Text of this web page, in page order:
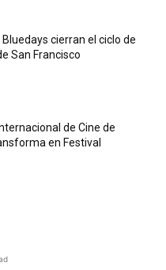
Bluedays cierran el ciclo de
San Francisco
de Cine de
en Festival